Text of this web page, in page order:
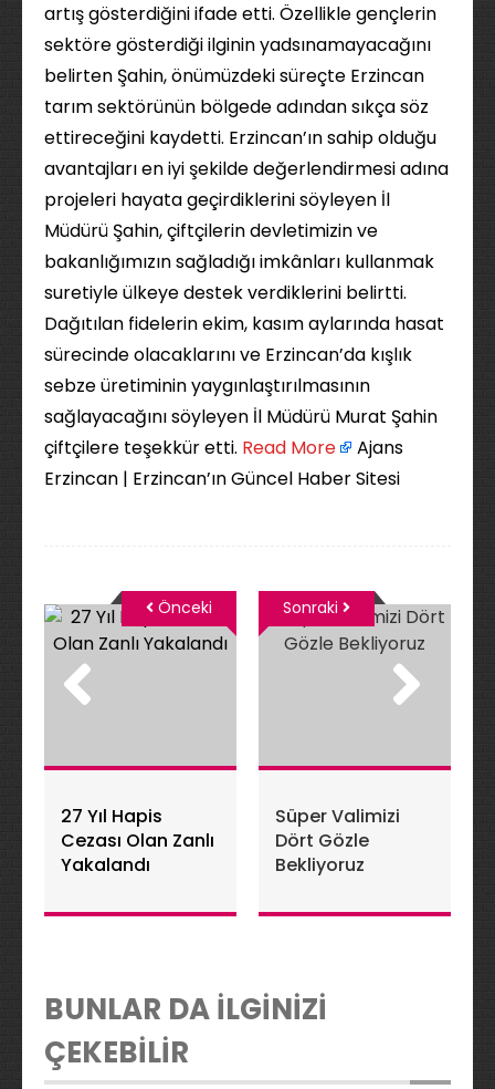
artış gösterdiğini ifade etti. Özellikle gençlerin
sektöre gösterdiği ilginin yadsınamayacağını
belirten Şahin, önümüzdeki süreçte Erzincan
tarım sektörünün bölgede adından sıkça söz
ettireceğini kaydetti. Erzincan’ın sahip olduğu
avantajları en iyi şekilde değerlendirmesi adına
projeleri hayata geçirdiklerini söyleyen İl
Müdürü Şahin, çiftçilerin devletimizin ve
bakanlığımızın sağladığı imkânları kullanmak
suretiyle ülkeye destek verdiklerini belirtti.
Dağıtılan fidelerin ekim, kasım aylarında hasat
sürecinde olacaklarını ve Erzincan’da kışlık
sebze üretiminin yaygınlaştırılmasının
sağlayacağını söyleyen İl Müdürü Murat Şahin
çiftçilere teşekkür etti. ​ Read More
Ajans
Erzincan | Erzincan’ın Güncel Haber Sitesi
27 Yıl Hapis
Cezası Olan Zanlı
Yakalandı
Önceki
Süper Valimizi
Dört Gözle
Bekliyoruz
Sonraki
BUNLAR DA İLGİNİZİ
ÇEKEBİLİR